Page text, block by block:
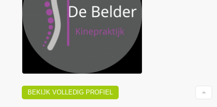
BEKIJK VOLLEDIG PROFIEL